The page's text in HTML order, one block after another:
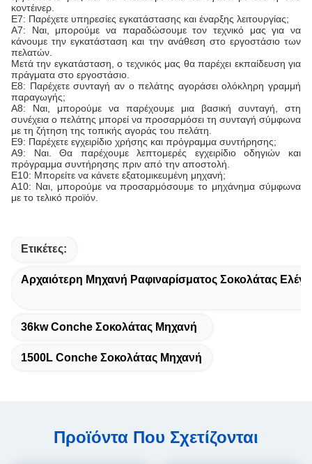
κοντέινερ.
Ε7: Παρέχετε υπηρεσίες εγκατάστασης και έναρξης λειτουργίας;
Α7: Ναι, μπορούμε να παραδώσουμε τον τεχνικό μας για να
κάνουμε την εγκατάσταση και την ανάθεση στο εργοστάσιο των
πελατών.
Μετά την εγκατάσταση, ο τεχνικός μας θα παρέχει εκπαίδευση για
πράγματα στο εργοστάσιο.
Ε8: Παρέχετε συνταγή αν ο πελάτης αγοράσει ολόκληρη γραμμή
παραγωγής;
Α8: Ναι, μπορούμε να παρέχουμε μια βασική συνταγή, στη
συνέχεια ο πελάτης μπορεί να προσαρμόσει τη συνταγή σύμφωνα
με τη ζήτηση της τοπικής αγοράς του πελάτη.
Ε9: Παρέχετε εγχειρίδιο χρήσης και πρόγραμμα συντήρησης;
Α9: Ναι. Θα παρέχουμε λεπτομερές εγχειρίδιο οδηγιών και
πρόγραμμα συντήρησης πριν από την αποστολή.
Ε10: Μπορείτε να κάνετε εξατομικευμένη μηχανή;
Α10: Ναι, μπορούμε να προσαρμόσουμε το μηχάνημα σύμφωνα
με το τελικό προϊόν.
Ετικέτες:
Αρχαιότερη Μηχανή Ραφιναρίσματος Σοκολάτας
36kw Conche Σοκολάτας Μηχανή
1500L Conche Σοκολάτας Μηχανή
Προϊόντα Που Σχετίζονται